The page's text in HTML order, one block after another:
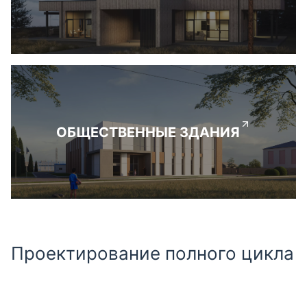
ОБЩЕСТВЕННЫЕ ЗДАНИЯ
Проектирование полного цикла